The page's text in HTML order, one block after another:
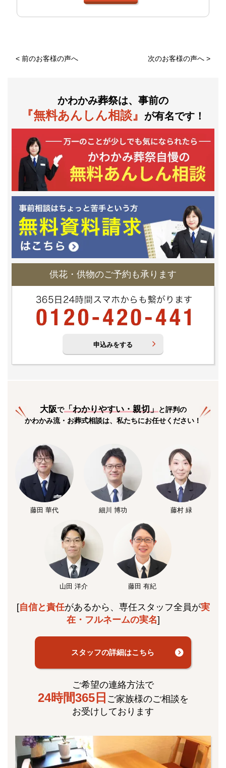
<前のお客様の声へ 次のお客様の声へ>
かわかみ葬祭は、事前の
『無料あんしん相談』 が有名です！
供花・供物のご予約も承ります
申込みをする
大阪で「わかりやすい・親切」と評判の
かわかみ流・お葬式相談は、私たちにお任せください！
藤田 華代 細川 博功 藤村 緑
山田 洋介 藤田 有紀
[自信と責任があるから、専任スタッフ全員が実
在・フルネームの実名]
スタッフの詳細はこちら
ご希望の連絡方法で
24時間365日 ご家族様のご相談を
お受けしております